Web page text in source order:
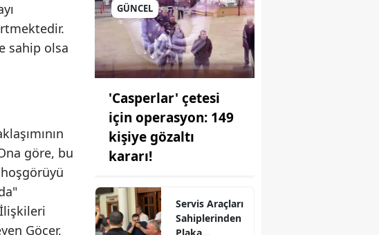
Kars
Kastamonu
Kırşehir
Kocaeli
Kütahya
sahip olsa
göre, bu
Göçer,
GÜNCEL
'Casperlar' çetesi
için operasyon: 149
kişiye gözaltı
kararı!
Servis Araçları
Sahiplerinden